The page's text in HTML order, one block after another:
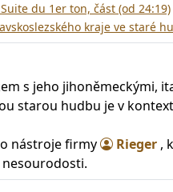
du 1er ton, část (od 24:19)
kraje ve staré
s jeho jihoněmeckými,
starou hudbu je v
nástroje firmy Rieger ,